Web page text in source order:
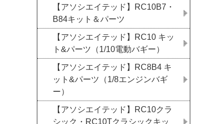
【アソシエイテッド】RC10B7・
B84キット＆パーツ
【アソシエイテッド】RC10 キッ
ト&パーツ（1/10電動バギー）
【アソシエイテッド】RC8B4 キ
ット&パーツ（1/8エンジンバギ
ー）
【アソシエイテッド】RC10クラ
シック・RC10Tクラシックキッ